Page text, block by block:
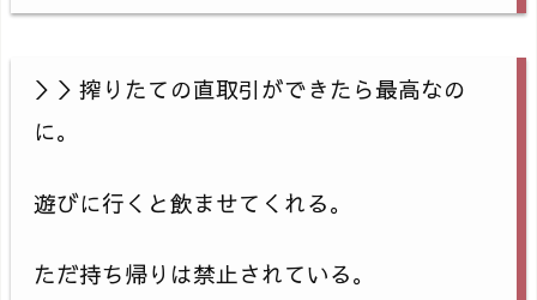
＞＞搾りたての直取引ができたら最高なの
に。
遊びに行くと飲ませてくれる。
ただ持ち帰りは禁止されている。